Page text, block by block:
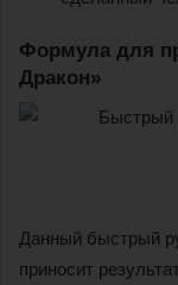
Формула для
Дракон»
Данный быстрый
приносит